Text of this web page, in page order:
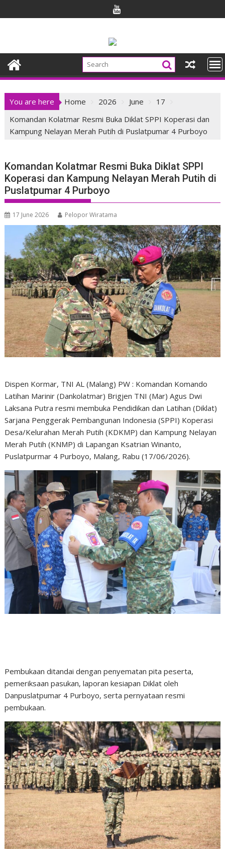
to
You are here Home 2026 June
17
Komandan Kolatmar Resmi Buka Diklat SPPI Koperasi dan
Kampung Nelayan Merah Putih di Puslatpumar 4 Purboyo
Komandan Kolatmar Resmi Buka Diklat SPPI
Koperasi dan Kampung Nelayan Merah Putih di
Puslatpumar 4 Purboyo
17 June 2026 Pelopor Wiratama
Dispen Kormar, TNI AL (Malang) PW : Komandan Komando
Latihan Marinir (Dankolatmar) Brigjen TNI (Mar) Agus Dwi
Laksana Putra resmi membuka Pendidikan dan Latihan (Diklat)
Sarjana Penggerak Pembangunan Indonesia (SPPI) Koperasi
Desa/Kelurahan Merah Putih (KDKMP) dan Kampung Nelayan
Merah Putih (KNMP) di Lapangan Ksatrian Winanto,
Puslatpurmar 4 Purboyo, Malang, Rabu (17/06/2026).
Pembukaan ditandai dengan penyematan pita peserta,
pemeriksaan pasukan, laporan kesiapan Diklat oleh
Danpuslatpumar 4 Purboyo, serta pernyataan resmi
pembukaan.